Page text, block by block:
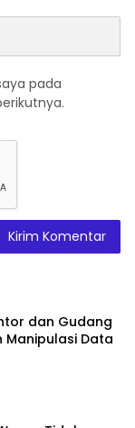
pada
dan Gudang
Manipulasi Data